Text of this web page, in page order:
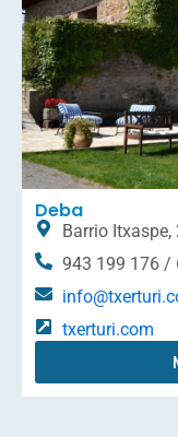
Deba
Barrio Itxaspe,
943 199 176 /
txerturi.com